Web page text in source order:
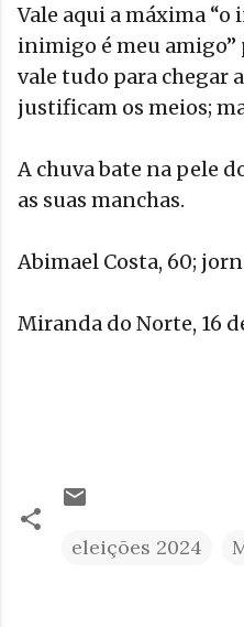
Vale aqui a máxima
inimigo é meu amigo”
vale tudo para chegar
justificam os meios;
A chuva bate na pele
as suas manchas.
Abimael Costa, 60;
Miranda do Norte, 16
eleições 2024